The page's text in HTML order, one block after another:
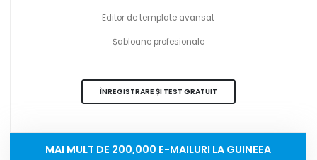
Editor de template avansat
Șabloane profesionale
ÎNREGISTRARE ȘI TEST GRATUIT
MAI MULT DE 200,000 E-MAILURI LA GUINEEA